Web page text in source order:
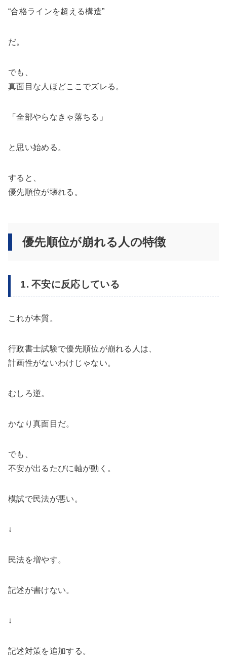
“合格ラインを超える構造”
だ。
でも、
真面目な人ほどここでズレる。
「全部やらなきゃ落ちる」
と思い始める。
すると、
優先順位が壊れる。
優先順位が崩れる人の特徴
1. 不安に反応している
これが本質。
行政書士試験で優先順位が崩れる人は、
計画性がないわけじゃない。
むしろ逆。
かなり真面目だ。
でも、
不安が出るたびに軸が動く。
模試で民法が悪い。
↓
民法を増やす。
記述が書けない。
↓
記述対策を追加する。